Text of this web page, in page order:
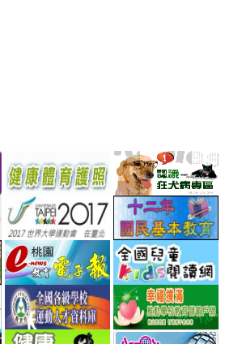
to
http://teachernet.moe.edu.tw/MAIN/index.aspx
link
to
https://airtw.epa.gov.tw/
link
to
http://
link
link
to
http://www.perdc.ntnu.edu.tw/anti-
flu/catalog.php?
MainCatalogID=2
link
http://
link
to
http://epaper.edu.tw/
link
to
http://163.30.192.132/
link
to
http://ev.tyc.edu.tw/
link
to
https://
to
link
link